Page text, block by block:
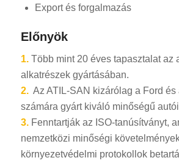
Export és forgalmazás
Előnyök
1.Több mint 20 éves tapasztalat az
alkatrészek gyártásában.
2.Az ATIL-SAN kizárólag a Ford és
számára gyárt kiváló minőségű
3.Fenntartják az ISO-tanúsítványt,
nemzetközi minőségi
környezetvédelmi protokollok